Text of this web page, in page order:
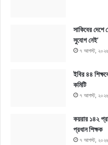
সাকিবের
সুযোগ নেই’
৭ আগস্ট, ২০২৬
ইবির ৪৪
কমিটি
৭ আগস্ট, ২০২৬
কয়রার ১৪২
প্রধান শিক্ষক
৭ আগস্ট, ২০২৬